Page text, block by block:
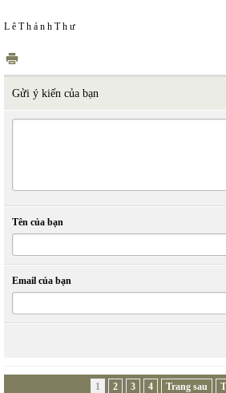
L ê T h á n h T h ư
Gửi ý kiến của bạn
Tên của bạn
Email của bạn
1 2 3 4 Trang sau